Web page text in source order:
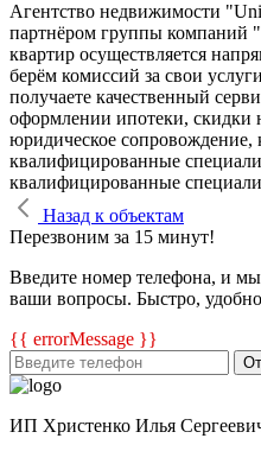
Агентство недвижимости
партнёром группы компаний
квартир осуществляется
берём комиссий за свои
получаете качественный
оформлении ипотеки, скидки
юридическое сопровождение,
квалифицированные
квалифицированные
Назад к объектам
Перезвоним за 15 минут!
Введите номер телефона, и
ваши вопросы. Быстро,
{{ errorMessage }}
ИП Христенко Илья